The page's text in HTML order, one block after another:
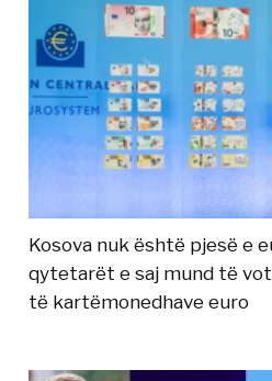
Kosova nuk është pjesë e
qytetarët e saj mund të
të kartëmonedhave euro